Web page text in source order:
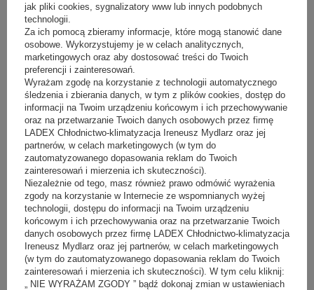
gwarancja
do 24 m-cy
kraj pochodzenia :
Polska
serwis:
cały kraj
Liczby
szerokość:
800 mm
wysokość :
1190-1210 mm
zakres temperatur :
jak pliki cookies, sygnalizatory www lub innych podobnych
technologii.
Za ich pomocą zbieramy informacje, które mogą stanowić dane
osobowe. Wykorzystujemy je w celach analitycznych,
marketingowych oraz aby dostosować treści do Twoich
preferencji i zainteresowań.
Wyrażam zgodę na korzystanie z technologii automatycznego
śledzenia i zbierania danych, w tym z plików cookies, dostęp do
informacji na Twoim urządzeniu końcowym i ich przechowywanie
oraz na przetwarzanie Twoich danych osobowych przez firmę
LADEX Chłodnictwo-klimatyzacja Ireneusz Mydlarz oraz jej
partnerów, w celach marketingowych (w tym do
zautomatyzowanego dopasowania reklam do Twoich
zainteresowań i mierzenia ich skuteczności).
Niezależnie od tego, masz również prawo odmówić wyrażenia
zgody na korzystanie w Internecie ze wspomnianych wyżej
technologii, dostępu do informacji na Twoim urządzeniu
końcowym i ich przechowywania oraz na przetwarzanie Twoich
danych osobowych przez firmę LADEX Chłodnictwo-klimatyzacja
Ireneusz Mydlarz oraz jej partnerów, w celach marketingowych
(w tym do zautomatyzowanego dopasowania reklam do Twoich
zainteresowań i mierzenia ich skuteczności). W tym celu kliknij:
„ NIE WYRAŻAM ZGODY ” bądź dokonaj zmian w ustawieniach